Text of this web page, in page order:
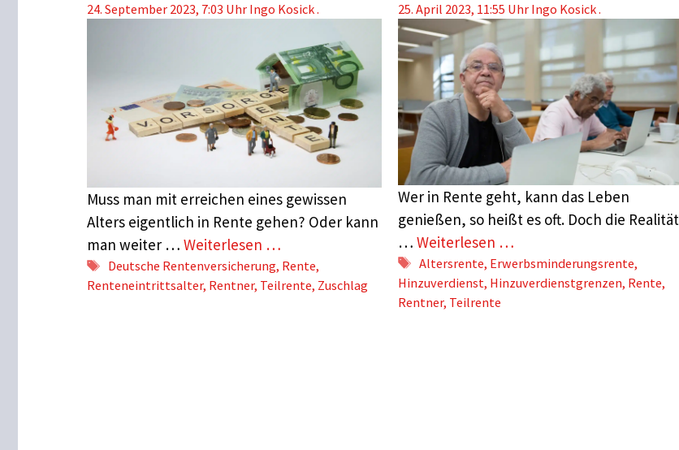
24. September 2023, 7:03 Uhr Ingo Kosick .
Muss man mit erreichen eines gewissen
Alters eigentlich in Rente gehen? Oder kann
man weiter … Weiterlesen …
Schlagwörter
Deutsche Rentenversicherung, Rente,
Renteneintrittsalter, Rentner, Teilrente, Zuschlag
25. April 2023, 11:55 Uhr Ingo Kosick .
Wer in Rente geht, kann das Leben
genießen, so heißt es oft. Doch die Realität
…Weiterlesen …
Schlagwörter
Altersrente, Erwerbsminderungsrente,
Hinzuverdienst, Hinzuverdienstgrenzen, Rente,
Rentner, Teilrente